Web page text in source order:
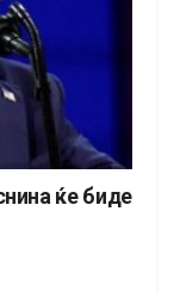
ќе биде